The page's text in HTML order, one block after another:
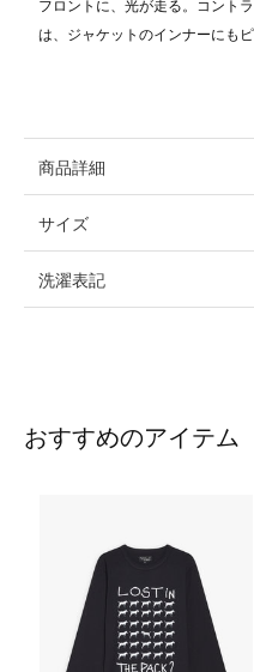
フロントに、光が走る。コント
は、ジャケットのインナーにもピ
商品詳細
サイズ
洗濯表記
おすすめのアイテム